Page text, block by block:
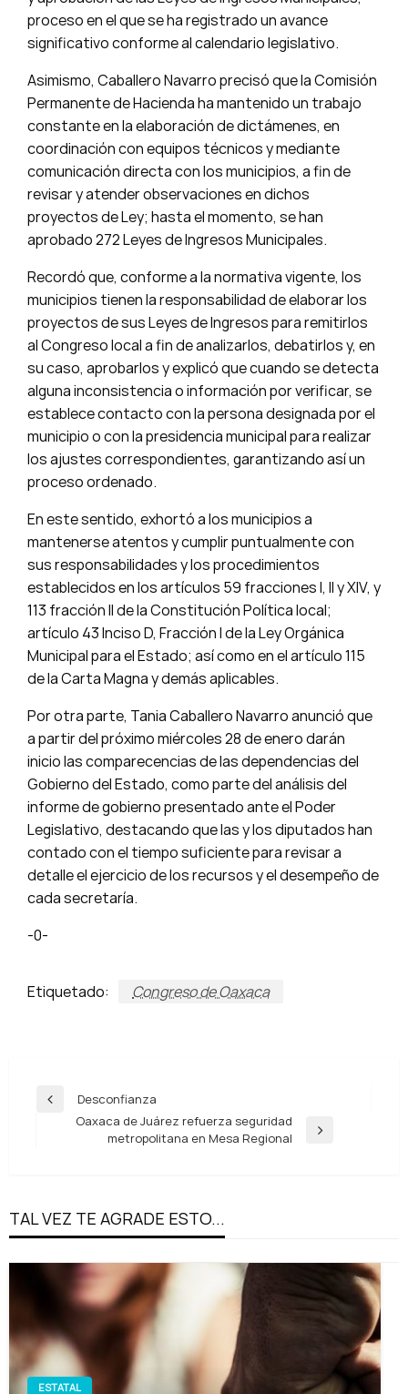
proceso en el que se ha registrado un avance
significativo conforme al calendario legislativo.
Asimismo, Caballero Navarro precisó que la Comisión
Permanente de Hacienda ha mantenido un trabajo
constante en la elaboración de dictámenes, en
coordinación con equipos técnicos y mediante
comunicación directa con los municipios, a fin de
revisar y atender observaciones en dichos
proyectos de Ley; hasta el momento, se han
aprobado 272 Leyes de Ingresos Municipales.
Recordó que, conforme a la normativa vigente, los
municipios tienen la responsabilidad de elaborar los
proyectos de sus Leyes de Ingresos para remitirlos
al Congreso local a fin de analizarlos, debatirlos y, en
su caso, aprobarlos y explicó que cuando se detecta
alguna inconsistencia o información por verificar, se
establece contacto con la persona designada por el
municipio o con la presidencia municipal para realizar
los ajustes correspondientes, garantizando así un
proceso ordenado.
En este sentido, exhortó a los municipios a
mantenerse atentos y cumplir puntualmente con
sus responsabilidades y los procedimientos
establecidos en los artículos 59 fracciones I, II y XIV, y
113 fracción II de la Constitución Política local;
artículo 43 Inciso D, Fracción I de la Ley Orgánica
Municipal para el Estado; así como en el artículo 115
de la Carta Magna y demás aplicables.
Por otra parte, Tania Caballero Navarro anunció que
a partir del próximo miércoles 28 de enero darán
inicio las comparecencias de las dependencias del
Gobierno del Estado, como parte del análisis del
informe de gobierno presentado ante el Poder
Legislativo, destacando que las y los diputados han
contado con el tiempo suficiente para revisar a
detalle el ejercicio de los recursos y el desempeño de
cada secretaría.
-0-
Etiquetado: Congreso de Oaxaca
Navegación
entradas
Entrada
anterior
Desconfianza
Oaxaca de Juárez refuerza seguridad
metropolitana en Mesa Regional
TAL VEZ TE AGRADE ESTO...
ESTATAL